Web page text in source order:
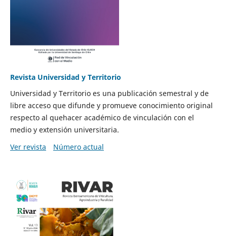
Revista Universidad y Territorio
Universidad y Territorio es una publicación semestral y de
libre acceso que difunde y promueve conocimiento original
respecto al quehacer académico de vinculación con el
medio y extensión universitaria.
Ver revista
Número actual